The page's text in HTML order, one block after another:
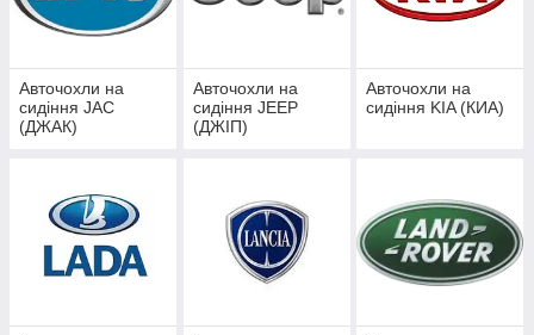
Авточохли на
сидіння JAC
(ДЖАК)
Авточохли на
сидіння JEEP
(ДЖІП)
Авточохли на
сидіння KIA (КИА)